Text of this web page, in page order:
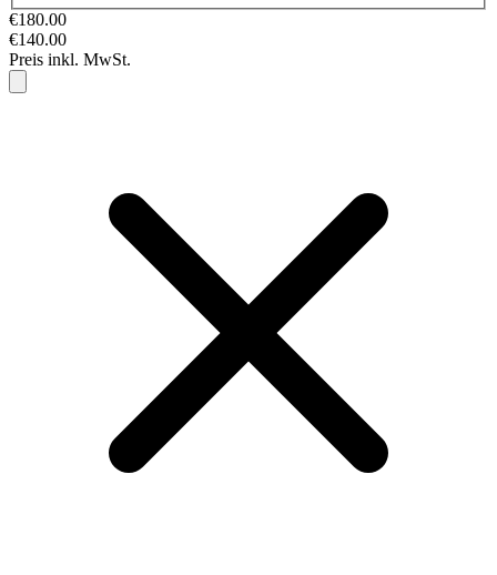
€180.00
€140.00
Preis inkl. MwSt.